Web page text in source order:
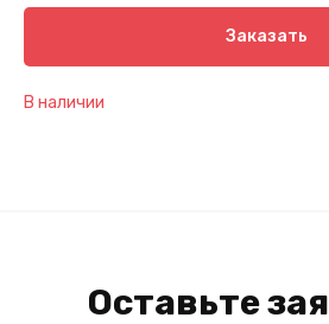
Заказать
В наличии
Оставьте